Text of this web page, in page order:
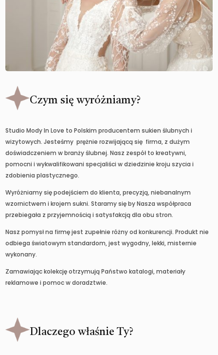
Czym się wyróżniamy?
Studio Mody In Love to Polskim producentem sukien ślubnych i
wizytowych. Jesteśmy prężnie rozwijającą się firma, z dużym
doświadczeniem w branży ślubnej. Nasz zespół to kreatywni,
pomocni i wykwalifikowani specjaliści w dziedzinie kroju szycia i
zdobienia plastycznego.
Wyróżniamy się podejściem do klienta, precyzją, niebanalnym
wzornictwem i krojem sukni. Staramy się by Nasza współpraca
przebiegała z przyjemnością i satysfakcją dla obu stron.
Nasz pomysł na firmę jest zupełnie różny od konkurencji. Produkt nie
odbiega światowym standardom, jest wygodny, lekki, misternie
wykonany.
Zamawiając kolekcję otrzymują Państwo katalogi, materiały
reklamowe i pomoc w doradztwie.
Dlaczego właśnie Ty?